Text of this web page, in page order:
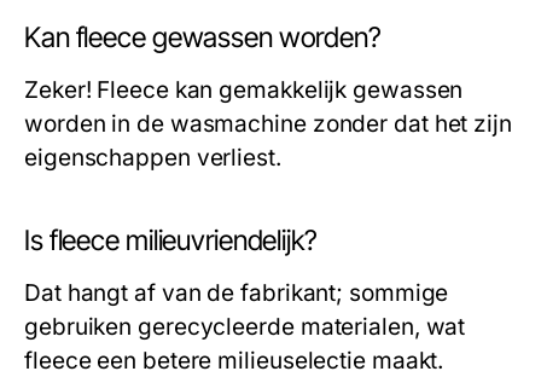
Kan fleece gewassen worden?
Zeker! Fleece kan gemakkelijk gewassen
worden in de wasmachine zonder dat het zijn
eigenschappen verliest.
Is fleece milieuvriendelijk?
Dat hangt af van de fabrikant; sommige
gebruiken gerecycleerde materialen, wat
fleece een betere milieuselectie maakt.